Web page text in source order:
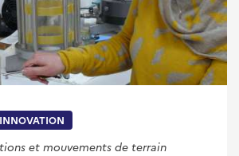
et mouvements de terrain